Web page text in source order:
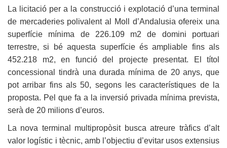
La licitació per a la construcció i explotació d’una terminal
de mercaderies polivalent al Moll d’Andalusia ofereix una
superfície mínima de 226.109 m2 de domini portuari
terrestre, si bé aquesta superfície és ampliable fins als
452.218 m2, en funció del projecte presentat. El títol
concessional tindrà una durada mínima de 20 anys, que
pot arribar fins als 50, segons les característiques de la
proposta. Pel que fa a la inversió privada mínima prevista,
serà de 20 milions d’euros.
La nova terminal multipropòsit busca atreure tràfics d’alt
valor logístic i tècnic, amb l’objectiu d’evitar usos extensius